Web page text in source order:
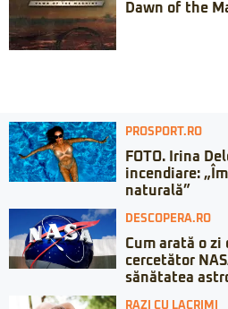
Dawn of the
PROSPORT.RO
FOTO. Irina
incendiare:
naturală”
DESCOPERA.RO
Cum arată o
cercetător
sănătatea
RAZI CU LACRIMI